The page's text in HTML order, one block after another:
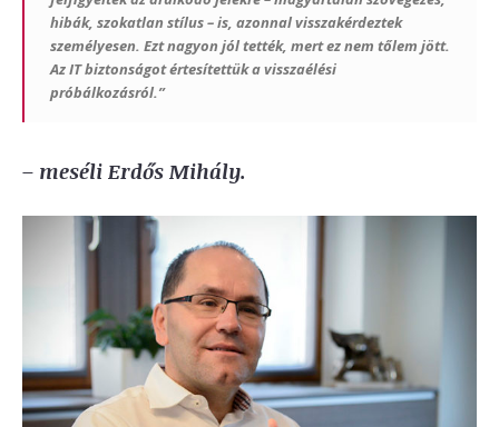
hibák, szokatlan stílus – is, azonnal visszakérdeztek
személyesen. Ezt nagyon jól tették, mert ez nem tőlem jött.
Az IT biztonságot értesítettük a visszaélési
próbálkozásról.”
– meséli Erdős Mihály.